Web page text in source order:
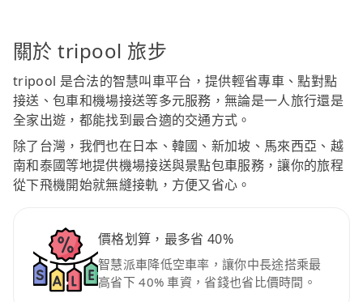
關於 tripool 旅步
tripool 是合法的智慧叫車平台，提供輕省專車、點對點
接送、包車和機場接送等多元服務，無論是一人旅行還是
全家出遊，都能找到最合適的交通方式。
除了台灣，我們也在日本、韓國、新加坡、馬來西亞、越
南和泰國等地提供機場接送與景點包車服務，讓你的旅程
從下飛機開始就無縫接軌，方便又省心。
價格划算，最多省 40%
智慧派車降低空車率，讓你中長途搭乘最
高省下 40% 車資，省錢也省比價時間。